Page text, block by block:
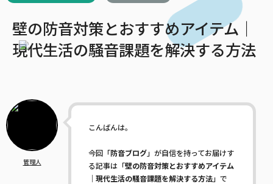
壁の防音対策とおすすめアイテム｜
現代生活の騒音課題を解決する方法
管理人
こんばんは。
今回「防音ブログ」が自信を持ってお届けす
る記事は「壁の防音対策とおすすめアイテム
｜現代生活の騒音課題を解決する方法」で